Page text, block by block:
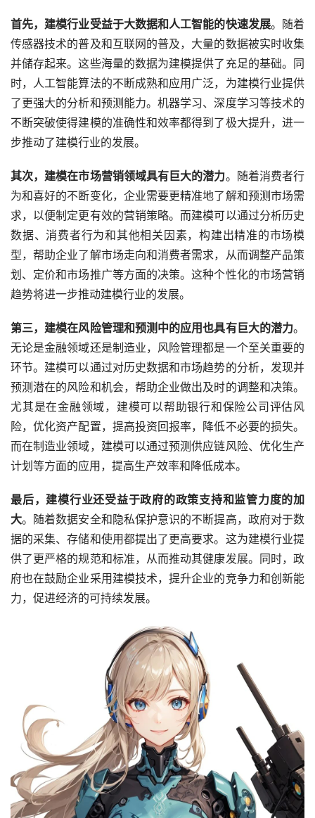
首先，建模行业受益于大数据和人工智能的快速发展。随着
传感器技术的普及和互联网的普及，大量的数据被实时收集
并储存起来。这些海量的数据为建模提供了充足的基础。同
时，人工智能算法的不断成熟和应用广泛，为建模行业提供
了更强大的分析和预测能力。机器学习、深度学习等技术的
不断突破使得建模的准确性和效率都得到了极大提升，进一
步推动了建模行业的发展。
其次，建模在市场营销领域具有巨大的潜力。随着消费者行
为和喜好的不断变化，企业需要更精准地了解和预测市场需
求，以便制定更有效的营销策略。而建模可以通过分析历史
数据、消费者行为和其他相关因素，构建出精准的市场模
型，帮助企业了解市场走向和消费者需求，从而调整产品策
划、定价和市场推广等方面的决策。这种个性化的市场营销
趋势将进一步推动建模行业的发展。
第三，建模在风险管理和预测中的应用也具有巨大的潜力。
无论是金融领域还是制造业，风险管理都是一个至关重要的
环节。建模可以通过对历史数据和市场趋势的分析，发现并
预测潜在的风险和机会，帮助企业做出及时的调整和决策。
尤其是在金融领域，建模可以帮助银行和保险公司评估风
险，优化资产配置，提高投资回报率，降低不必要的损失。
而在制造业领域，建模可以通过预测供应链风险、优化生产
计划等方面的应用，提高生产效率和降低成本。
最后，建模行业还受益于政府的政策支持和监管力度的加
大。随着数据安全和隐私保护意识的不断提高，政府对于数
据的采集、存储和使用都提出了更高要求。这为建模行业提
供了更严格的规范和标准，从而推动其健康发展。同时，政
府也在鼓励企业采用建模技术，提升企业的竞争力和创新能
力，促进经济的可持续发展。